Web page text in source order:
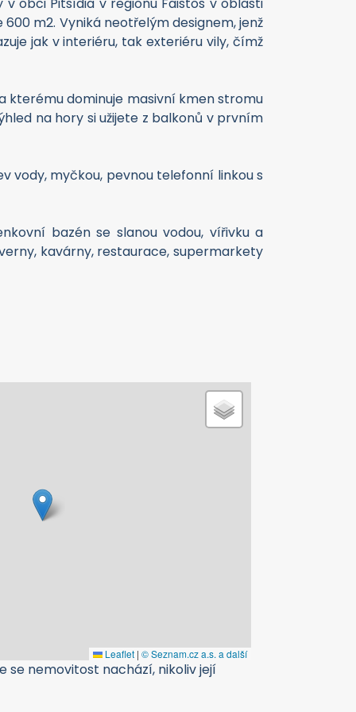
m2. Vyniká neotřelým designem, jenž
jak v interiéru, tak exteriéru vily, čímž
kterému dominuje masivní kmen stromu
na hory si užijete z balkonů v prvním
vody, myčkou, pevnou telefonní linkou s
bazén se slanou vodou, vířivku a
kavárny, restaurace, supermarkety
Leaflet | © Seznam.cz a.s. a další
se nemovitost nachází, nikoliv její